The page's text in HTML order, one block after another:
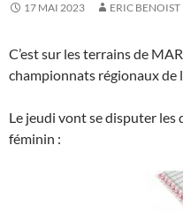
17 MAI 2023 ERIC BENOIST
C’est sur les terrains de
championnats régionaux de
Le jeudi vont se disputer
féminin :